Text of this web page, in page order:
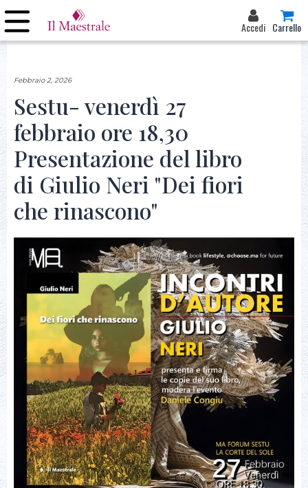
Accedi Carrello
Febbraio 2, 2026
Sestu- venerdì 27
febbraio ore 18,30
Presentazione del libro
di Giulio Neri "Dei fiori
che rinascono"